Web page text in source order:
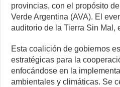
provincias, con el propósito
Verde Argentina (AVA). El
auditorio de la Tierra Sin Mal,
Esta coalición de gobiernos
estratégicas para la
enfocándose en la
ambientales y climáticas. Se